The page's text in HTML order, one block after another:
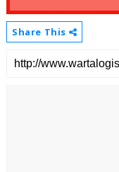
Share This